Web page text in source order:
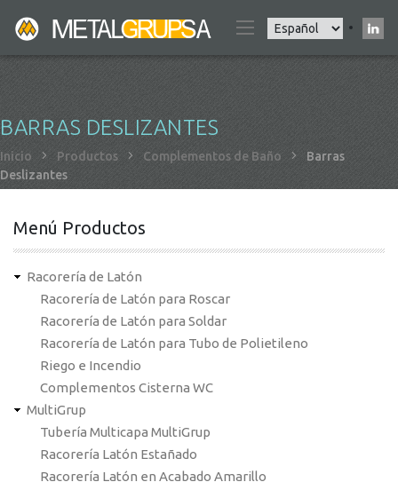
Select
your
language
BARRAS DESLIZANTES
Sobrescribir
enlaces
ayuda
navegación
Inicio Productos Complementos de Baño
Barras
Deslizantes
Menú Productos
Racorería de Latón
Racorería de Latón para Roscar
Racorería de Latón para Soldar
Racorería de Latón para Tubo de Polietileno
Riego e Incendio
Complementos Cisterna WC
MultiGrup
Tubería Multicapa MultiGrup
Racorería Latón Estañado
Racorería Latón en Acabado Amarillo